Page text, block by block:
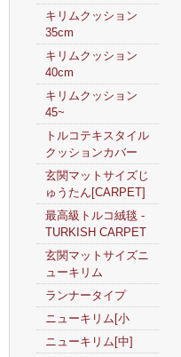
キリムクッション
35cm
キリムクッション
40cm
キリムクッション
45~
トルコテキスタイル
クッションカバー
玄関マットサイズじ
ゅうたん[CARPET]
最高級トルコ絨毯 -
TURKISH CARPET
玄関マットサイズニ
ューキリム
ランナータイプ
ニューキリム[小
ニューキリム[中]